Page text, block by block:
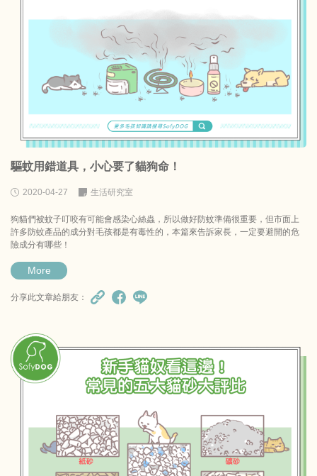
驅蚊用錯道具，小心要了貓狗命！
2020-04-27 生活研究室
狗貓們被蚊子叮咬有可能會感染心絲蟲，所以做好防蚊準備很重要，但市面上
許多防蚊產品的成分對毛孩都是有毒性的，本篇來告訴家長，一定要避開的危
險成分有哪些！
More
分享此文章給朋友：